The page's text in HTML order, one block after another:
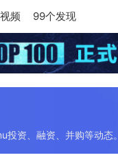
视频 99个发现
资、融资、并购等动态。